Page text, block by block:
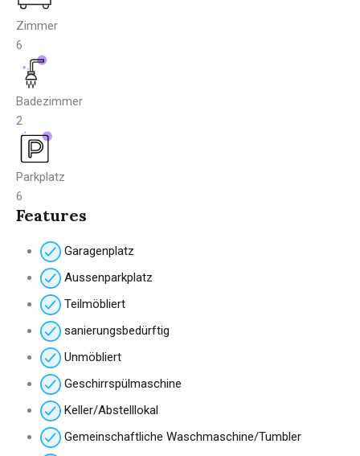
Zimmer
6
Badezimmer
2
Parkplatz
6
Features
Garagenplatz
Aussenparkplatz
Teilmöbliert
sanierungsbedürftig
Unmöbliert
Geschirrspülmaschine
Keller/Abstelllokal
Gemeinschaftliche Waschmaschine/Tumbler